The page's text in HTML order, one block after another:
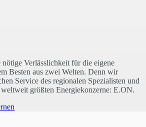
Verlässlichkeit für die eigene
Besten aus zwei Welten. Denn wir
Service des regionalen Spezialisten und
größten Energiekonzerne: E.ON.